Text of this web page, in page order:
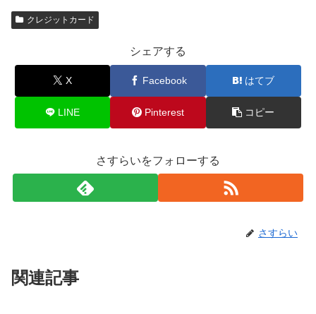
クレジットカード
シェアする
X Facebook はてブ
LINE Pinterest コピー
さすらいをフォローする
さすらい
関連記事